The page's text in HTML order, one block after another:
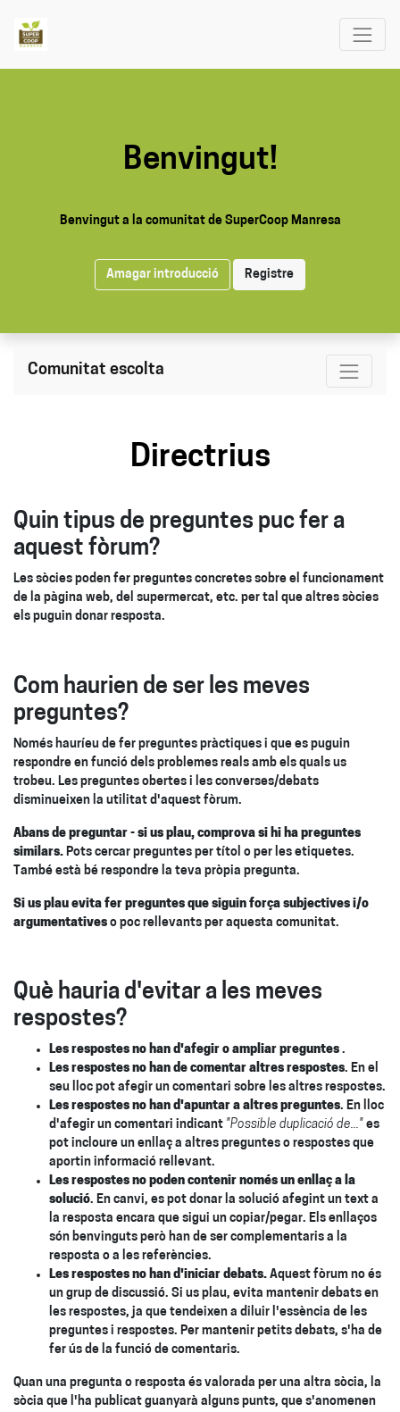
Benvingut!
Benvingut a la comunitat de SuperCoop Manresa
Amagar introducció Registre
Comunitat escolta
Directrius
Quin tipus de preguntes puc fer a
aquest fòrum?
Les sòcies poden fer preguntes concretes sobre el funcionament
de la pàgina web, del supermercat, etc. per tal que altres sòcies
els puguin donar resposta.
Com haurien de ser les meves
preguntes?
Només hauríeu de fer preguntes pràctiques i que es puguin
respondre en funció dels problemes reals amb els quals us
trobeu. Les preguntes obertes i les converses/debats
disminueixen la utilitat d'aquest fòrum.
Abans de preguntar - si us plau, comprova si hi ha preguntes
similars. Pots cercar preguntes per títol o per les etiquetes.
També està bé respondre la teva pròpia pregunta.
Si us plau evita fer preguntes que siguin força subjectives i/o
argumentatives o poc rellevants per aquesta comunitat.
Què hauria d'evitar a les meves
respostes?
Les respostes no han d'afegir o ampliar preguntes .
Les respostes no han de comentar altres respostes. En el
seu lloc pot afegir un comentari sobre les altres respostes.
Les respostes no han d'apuntar a altres preguntes. En lloc
d'afegir un comentari indicant "Possible duplicació de..." es
pot incloure un enllaç a altres preguntes o respostes que
aportin informació rellevant.
Les respostes no poden contenir només un enllaç a la
solució. En canvi, es pot donar la solució afegint un text a
la resposta encara que sigui un copiar/pegar. Els enllaços
són benvinguts però han de ser complementaris a la
resposta o a les referències.
Les respostes no han d'iniciar debats. Aquest fòrum no és
un grup de discussió. Si us plau, evita mantenir debats en
les respostes, ja que tendeixen a diluir l'essència de les
preguntes i respostes. Per mantenir petits debats, s'ha de
fer ús de la funció de comentaris.
Quan una pregunta o resposta és valorada per una altra sòcia, la
sòcia que l'ha publicat guanyarà alguns punts, que s'anomenen